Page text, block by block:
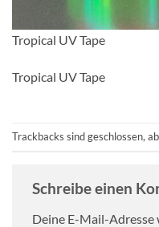
Tropical UV Tape
Tropical UV Tape
Trackbacks sind geschlossen,
Schreibe einen
Deine E-Mail-